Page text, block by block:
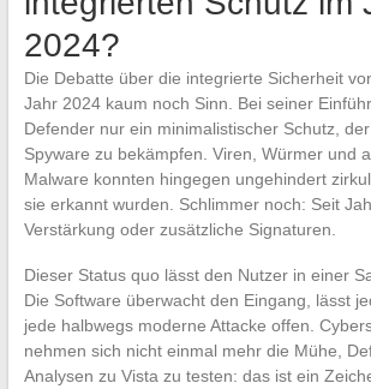
2024?
Die Debatte über die integrierte Sicherheit
Jahr 2024 kaum noch Sinn. Bei seiner
Defender nur ein minimalistischer Schutz,
Spyware zu bekämpfen. Viren, Würmer und
Malware konnten hingegen ungehindert
sie erkannt wurden. Schlimmer noch: Seit
Verstärkung oder zusätzliche Signaturen.
Dieser Status quo lässt den Nutzer in einer
Die Software überwacht den Eingang, lässt
jede halbwegs moderne Attacke offen.
nehmen sich nicht einmal mehr die Mühe,
Analysen zu Vista zu testen: das ist ein